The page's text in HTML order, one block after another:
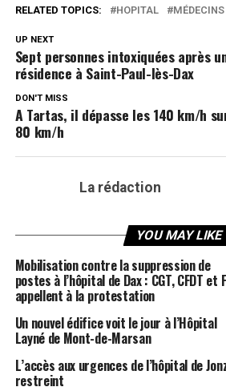
RELATED TOPICS: HOPITAL MÉDECINS
UP NEXT
Sept personnes intoxiquées après
résidence à Saint-Paul-lès-Dax
DON'T MISS
A Tartas, il dépasse les 140 km/h
80 km/h
La rédaction
YOU MAY LIKE
Mobilisation contre la suppression de
postes à l’hôpital de Dax : CGT, CFDT et
appellent à la protestation
Un nouvel édifice voit le jour à l’Hôpital
Layné de Mont-de-Marsan
L’accès aux urgences de l’hôpital de
restreint